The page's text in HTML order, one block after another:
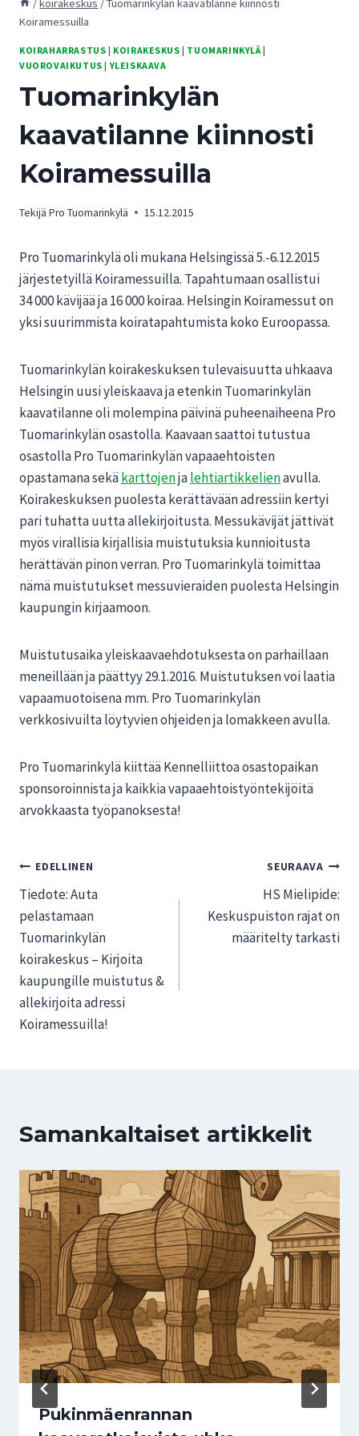
/koirakeskus /Tuomarinkylän kaavatilanne kiinnosti
Koiramessuilla
KOIRAHARRASTUS | KOIRAKESKUS | TUOMARINKYLÄ|
VUOROVAIKUTUS |YLEISKAAVA
Tuomarinkylän
kaavatilanne kiinnosti
Koiramessuilla
Tekijä Pro Tuomarinkylä 15.12.2015
Pro Tuomarinkylä oli mukana Helsingissä 5.-6.12.2015
järjestetyillä Koiramessuilla. Tapahtumaan osallistui
34 000 kävijää ja 16 000 koiraa. Helsingin Koiramessut on
yksi suurimmista koiratapahtumista koko Euroopassa.
Tuomarinkylän koirakeskuksen tulevaisuutta uhkaava
Helsingin uusi yleiskaava ja etenkin Tuomarinkylän
kaavatilanne oli molempina päivinä puheenaiheena Pro
Tuomarinkylän osastolla. Kaavaan saattoi tutustua
osastolla Pro Tuomarinkylän vapaaehtoisten
opastamana sekäkarttojenjalehtiartikkelienavulla.
Koirakeskuksen puolesta kerättävään adressiin kertyi
pari tuhatta uutta allekirjoitusta. Messukävijät jättivät
myös virallisia kirjallisia muistutuksia kunnioitusta
herättävän pinon verran. Pro Tuomarinkylä toimittaa
nämä muistutukset messuvieraiden puolesta Helsingin
kaupungin kirjaamoon.
Muistutusaika yleiskaavaehdotuksesta on parhaillaan
meneillään ja päättyy 29.1.2016. Muistutuksen voi laatia
vapaamuotoisena mm. Pro Tuomarinkylän
verkkosivuilta löytyvien ohjeiden ja lomakkeen avulla.
Pro Tuomarinkylä kiittää Kennelliittoa osastopaikan
sponsoroinnista ja kaikkia vapaaehtoistyöntekijöitä
arvokkaasta työpanoksesta!
Artikkelien
selaus
EDELLINEN
Tiedote: Auta
pelastamaan
Tuomarinkylän
koirakeskus – Kirjoita
kaupungille muistutus &
allekirjoita adressi
Koiramessuilla!
SEURAAVA
HS Mielipide:
Keskuspuiston rajat on
määritelty tarkasti
Samankaltaiset artikkelit
Pukinmäenrannan